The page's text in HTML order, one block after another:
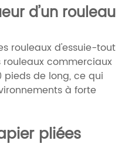
d’un rouleau
rouleaux d'essuie-tout
commerciaux
pieds de long, ce qui
à forte
pliées